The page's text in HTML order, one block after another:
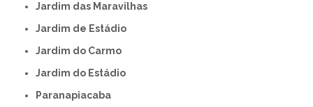
Jardim das Maravilhas
Jardim de Estádio
Jardim do Carmo
Jardim do Estádio
Paranapiacaba